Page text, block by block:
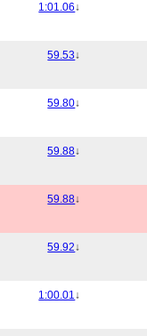
1:01.06↓
59.53↓
59.80↓
59.88↓
59.88↓
59.92↓
1:00.01↓